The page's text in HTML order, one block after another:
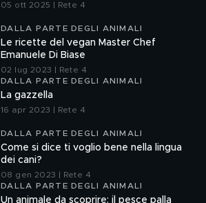
05 ott 2025 | Rete 4
DALLA PARTE DEGLI ANIMALI
Le ricette del vegan Master Chef
Emanuele Di Biase
02 lug 2023 | Rete 4
DALLA PARTE DEGLI ANIMALI
La gazzella
16 apr 2023 | Rete 4
DALLA PARTE DEGLI ANIMALI
Come si dice ti voglio bene nella lingua
dei cani?
08 gen 2023 | Rete 4
DALLA PARTE DEGLI ANIMALI
Un animale da scoprire: il pesce palla